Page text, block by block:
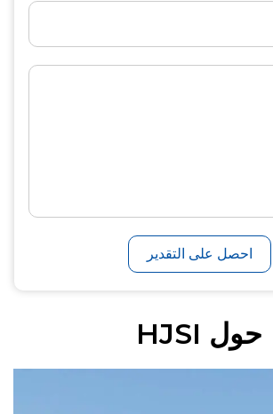
احصل على التقدير
حول HJSI